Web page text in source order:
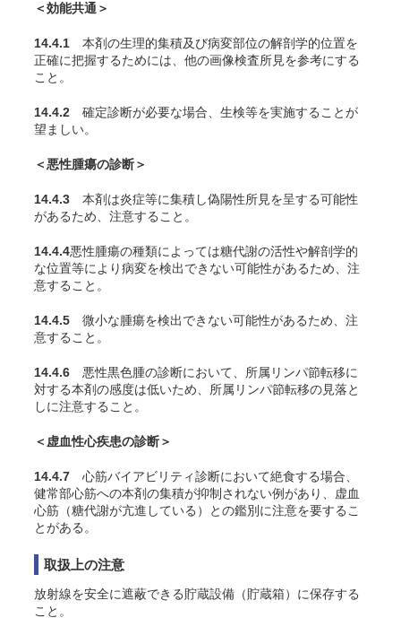
＜効能共通＞
14.4.1 本剤の生理的集積及び病変部位の解剖学的位置を
正確に把握するためには、他の画像検査所見を参考にする
こと。
14.4.2 確定診断が必要な場合、生検等を実施することが
望ましい。
＜悪性腫瘍の診断＞
14.4.3 本剤は炎症等に集積し偽陽性所見を呈する可能性
があるため、注意すること 。
14.4.4悪性腫瘍の種類によっては糖代謝の活性や解剖学的
な位置等により病変を検出できない可能性があるため、注
意すること。
14.4.5 微小な腫瘍を検出できない可能性があるため、注
意すること。
14.4.6 悪性黒色腫の診断において、所属リンパ節転移に
対する本剤の感度は低いため、所属リンパ節転移の見落と
しに注意すること。
＜虚血性心疾患の診断＞
14.4.7 心筋バイアビリティ診断において絶食する場合、
健常部心筋への本剤の集積が抑制されない例があり、虚血
心筋（糖代謝が亢進している）との鑑別に注意を要するこ
とがある。
取扱上の注意
放射線を安全に遮蔽できる貯蔵設備（貯蔵箱）に保存する
こと。